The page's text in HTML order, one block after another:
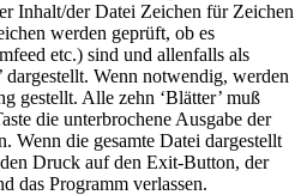
Inhalt/der Datei Zeichen für Zeichen
werden geprüft, ob es
etc.) sind und allenfalls als
dargestellt. Wenn notwendig, werden
gestellt. Alle zehn ‘Blätter’ muß
die unterbrochene Ausgabe der
Wenn die gesamte Datei dargestellt
Druck auf den Exit-Button, der
das Programm verlassen.